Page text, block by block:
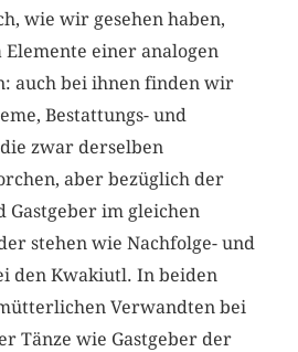
wie wir gesehen haben,
Elemente einer analogen
auch bei ihnen finden wir
Bestattungs- und
zwar derselben
aber bezüglich der
Gastgeber im gleichen
stehen wie Nachfolge- und
den Kwakiutl. In beiden
Verwandten bei
Tänze wie Gastgeber der